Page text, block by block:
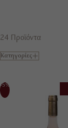
24 Προϊόντα
Κατηγορίες
-5%